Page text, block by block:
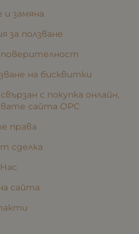
замяна
за ползване
на бисквитки
с покупка онлайн,
сайта ОРС
права
сделка
сайта